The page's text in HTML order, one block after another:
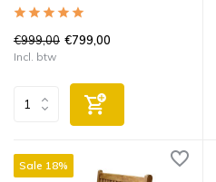
€999,00 €799,00
Incl. btw
Sale 18%